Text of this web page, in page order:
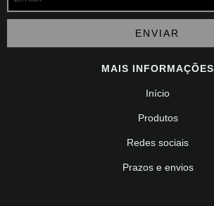
MAIS INFORMAÇÕES
Início
Produtos
Redes sociais
Prazos e envios